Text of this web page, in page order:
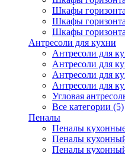
Шкафы
Шкафы
Шкафы
Антресоли для кухни
Антресоли для
Антресоли для
Антресоли для
Антресоли для
Угловая
Все категории (5)
Пеналы
Пеналы
Пеналы
Пеналы